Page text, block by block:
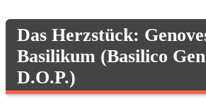
Das Herzstück:
Basilikum (Basilico
D.O.P.)